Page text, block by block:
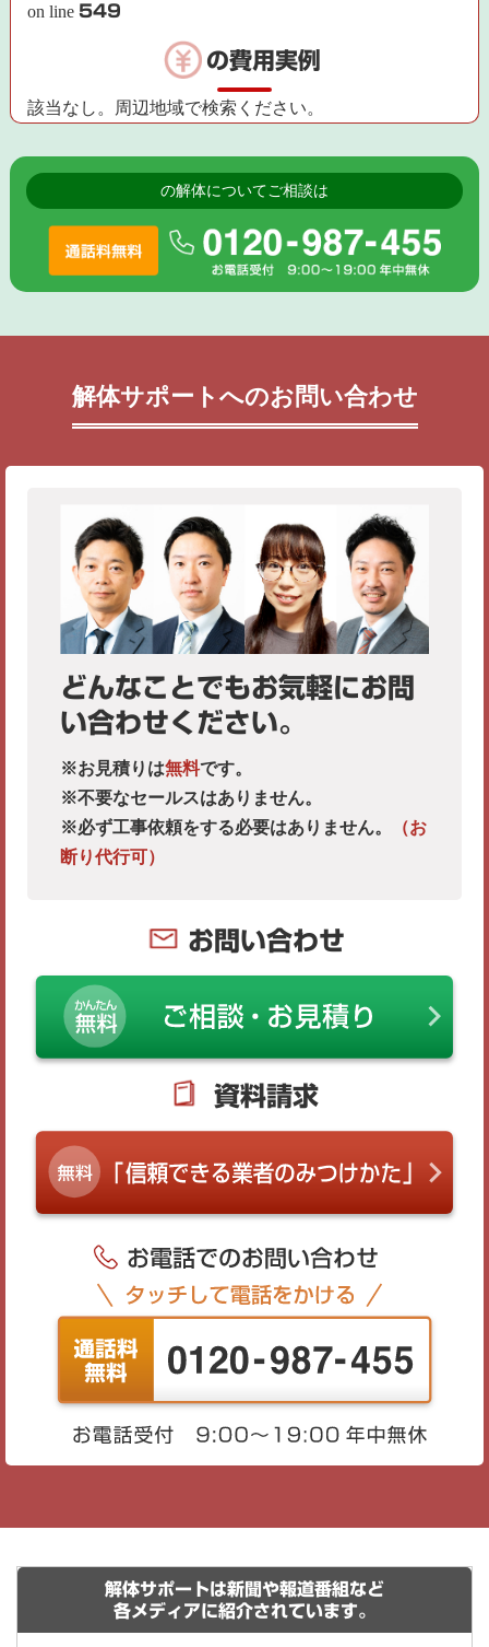
on line549
の費用実例
該当なし。周辺地域で検索ください。
の解体についてご相談は
解体サポートへのお問い合わせ
どんなことでもお気軽にお問
い合わせください。
※お見積りは無料です。
※不要なセールスはありません。
※必ず工事依頼をする必要はありません。
（お
断り代行可）
お問い合わせ
資料請求
解体サポートは新聞や報道番組など
各メディアに紹介されています。